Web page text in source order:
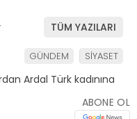
TÜM YAZILARI
GÜNDEM SİYASET
ABONE OL